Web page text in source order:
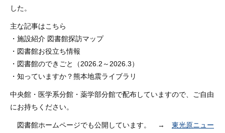
した。
主な記事はこちら
・施設紹介 図書館探訪マップ
・図書館お役立ち情報
・図書館のできごと（2026.2～2026.3）
・知っていますか？熊本地震ライブラリ
中央館・医学系分館・薬学部分館で配布していますので、ご自由
にお持ちください。
図書館ホームページでも公開しています。 → 東光原ニュー